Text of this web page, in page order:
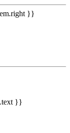
}}
}}